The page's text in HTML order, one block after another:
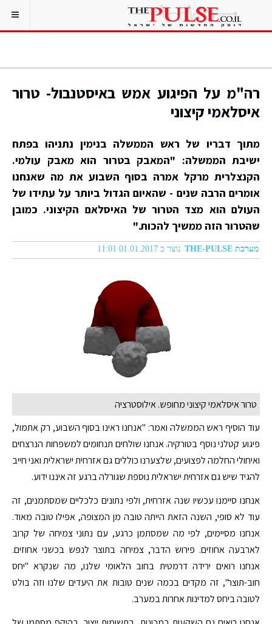
רה"מ על הפיגוע אמש באיסטנבול- טרור
איסלאמי קיצוני
מתוך דבריו של ראש הממשלה בנימין נתניהו בפתח
ישיבת הממשלה: "המאבק בטרור הוא מאבק עולמי.
הקנצלרית מרקל אמרה בסוף השבוע את מה שאנחנו
אומרים הרבה שנים - שהאיום הגדול ביותר על עתידו של
העולם הוא מצד הטרור של האיסלאם הקיצוני. כמובן
שהטרור הזה ממשיך להכות."
מערכת THE-PULSE נוצר ב 01.01.2017 11:01
טרור איסלאמי קיצוני מחופש. אילוסטרציה
עוד הוסיף ראש הממשלה ואמר: "אנחנו ראינו בסוף השבוע, רק אתמול,
פיגוע קטלני נוסף בטורקיה. אנחנו שולחים תנחומים למשפחות הנרצחים
ואיחולי החלמה לפצועים, שלצערנו כוללים גם אזרחית ישראלית ואני חייב
להגיד שיש גם אזרחית ישראלית נוספת שגורלה ברגע זה איננו ידוע.
אנחנו סיימנו עכשיו שנה אזרחית, ולפי נתונים כלכליים שמסתמנים, זה
עוד לא סופי, השנה הזאת הייתה טובה מן המצופה, אפילו טובה מאוד.
אנחנו מסיימים, לפי מה שמסתמן כרגע, עם נתוני צמיחה של קרוב
לארבעה אחוזים. פירוש הדבר, צמיחה בתוצר לנפש בכשני אחוזים.
אנחנו רואים ירידה דרמטית בחוב הלאומי שלנו, מה שנקרא "יחס
חוב-תוצר", זה מקדים בכמה שנים טובות את היעדים שלנו וזה בולט
לטובה ביחס למדינות אחרות במערב.